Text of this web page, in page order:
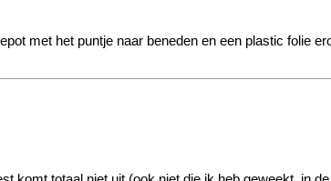
met het puntje naar beneden en een plastic folie